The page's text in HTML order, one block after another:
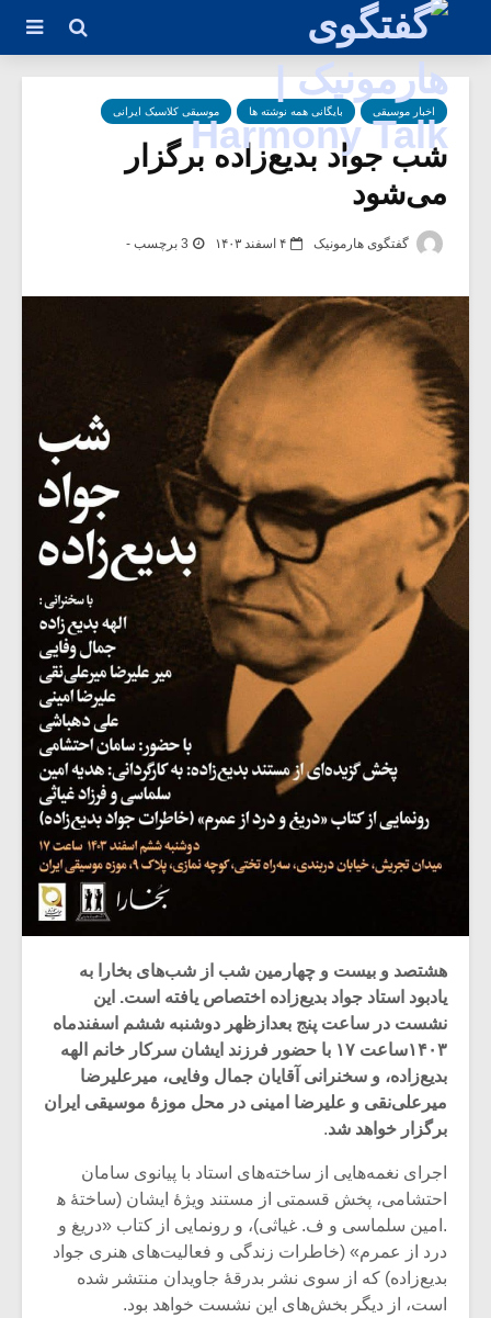
اخبار موسیقی بایگانی همه نوشته ها موسیقی کلاسیک ایرانی
شب جواد بدیع‌زاده برگزار
می‌شود
گفتگوی هارمونیک ۴ اسفند ۱۴۰۳ 3 برچسب -
هشتصد و بیست و چهارمین شب از شب‌های بخارا به
یادبود استاد جواد بدیع‌زاده اختصاص یافته است. این
نشست در ساعت پنج بعدازظهر دوشنبه ششم اسفندماه
۱۴۰۳ساعت ۱۷ با حضور فرزند ایشان سرکار خانم الهه
بدیع‌زاده، و سخنرانی آقایان جمال وفایی، میرعلیرضا
میرعلی‌نقی و علیرضا امینی در محل موزۀ موسیقی ایران
برگزار خواهد شد.
اجرای نغمه‌هایی از ساخته‌های استاد با پیانوی سامان
احتشامی، پخش قسمتی از مستند ویژۀ ایشان (ساختۀ ه‍
.امین سلماسی و ف. غیاثی)، و رونمایی از کتاب «دریغ و
درد از عمرم» (خاطرات زندگی و فعالیت‌های هنری جواد
بدیع‌زاده) که از سوی نشر بدرقۀ جاویدان منتشر شده
است، از دیگر بخش‌های این نشست خواهد بود.